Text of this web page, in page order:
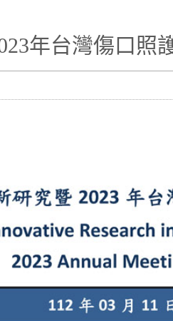
年台灣傷口照